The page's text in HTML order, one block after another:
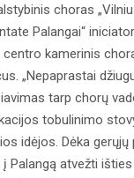
choras
Palangai“
kamerinis
„Nepaprastai
tarp chorų
tobulinimo
idėjos. Dėka
Palangą atvežti